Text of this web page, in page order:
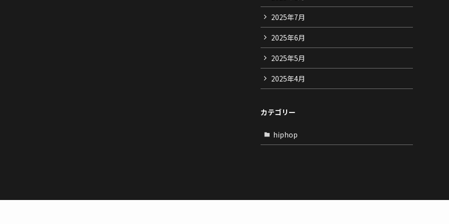
2025年7月
2025年6月
2025年5月
2025年4月
カテゴリー
hiphop